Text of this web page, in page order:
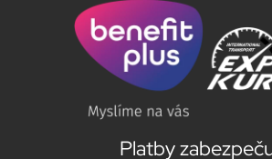
Platby